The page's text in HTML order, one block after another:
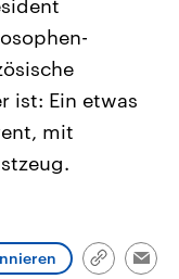
Lage und
Überfall der
Hamas
2023 auf Israel
wieder die
möchte die Hamas
vom Iran
ist: Ein etwas
mit
Link